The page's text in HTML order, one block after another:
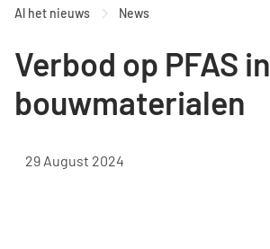
Al het nieuws News
Verbod op PFAS in
bouwmaterialen
29 August 2024